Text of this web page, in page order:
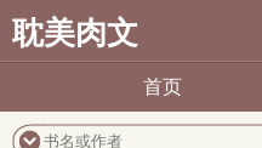
耽美肉文
首页